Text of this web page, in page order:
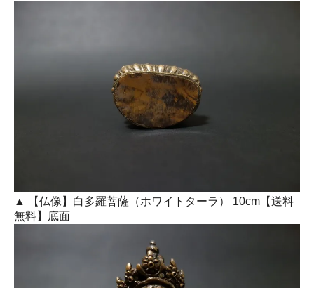
▲ 【仏像】白多羅菩薩（ホワイトターラ） 10cm【送料
無料】底面